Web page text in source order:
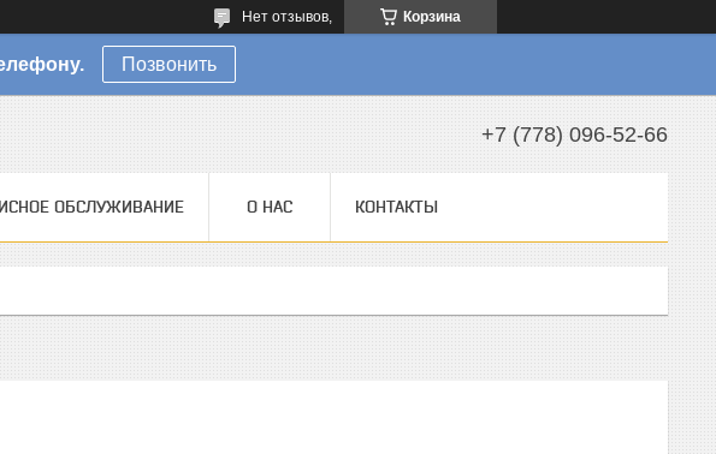
Корзина
Нет отзывов,
Позвонить
+7 (778) 096-52-66
ОБСЛУЖИВАНИЕ О НАС КОНТАКТЫ